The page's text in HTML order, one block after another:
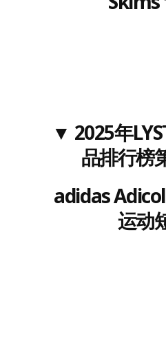
▼ 2025年
品排行榜
adidas
运动